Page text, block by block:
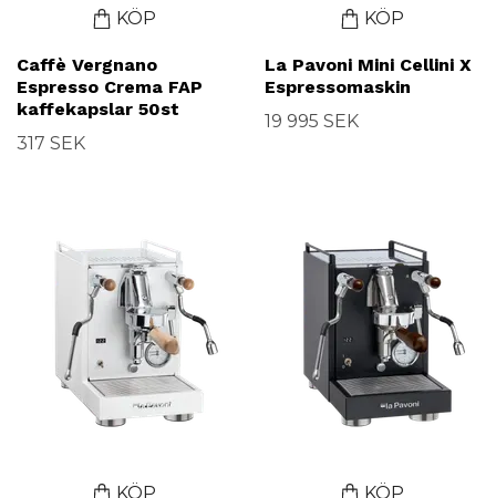
KÖP
Caffè Vergnano
Espresso Crema FAP
kaffekapslar 50st
317 SEK
KÖP
La Pavoni Mini Cellini X
Espressomaskin
19 995 SEK
KÖP KÖP